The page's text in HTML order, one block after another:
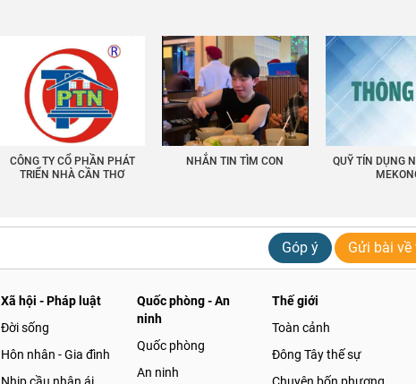
CÔNG TY CỔ PHẦN PHÁT
TRIỂN NHÀ CẦN THƠ
NHẮN TIN TÌM CON
QUỸ TÍN DỤNG
Góp ý Gửi bài về
Xã hội - Pháp luật
Đời sống
Hôn nhân - Gia đình
Quốc phòng - An
ninh
Quốc phòng
An ninh
Thế giới
Toàn cảnh
Đông Tây thế sự